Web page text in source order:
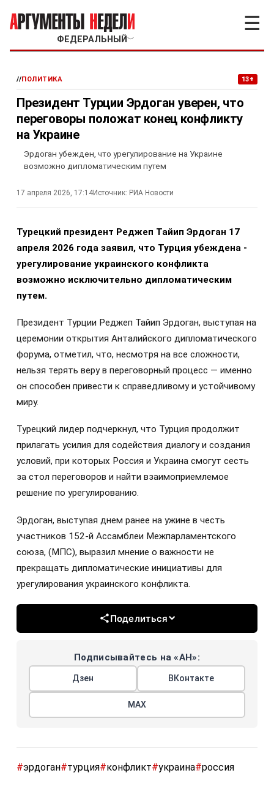
ФЕДЕРАЛЬНЫЙ ﹀
☰
//ПОЛИТИКА 13+
Президент Турции Эрдоган уверен, что
переговоры положат конец конфликту
на Украине
Эрдоган убежден, что урегулирование на Украине
возможно дипломатическим путем
17 апреля 2026, 17:14Источник: РИА Новости
Турецкий президент Реджеп Тайип Эрдоган 17
апреля 2026 года заявил, что Турция убеждена -
урегулирование украинского конфликта
возможно исключительно дипломатическим
путем.
Президент Турции Реджеп Тайип Эрдоган, выступая на
церемонии открытия Анталийского дипломатического
форума, отметил, что, несмотря на все сложности,
нельзя терять веру в переговорный процесс — именно
он способен привести к справедливому и устойчивому
миру.
Турецкий лидер подчеркнул, что Турция продолжит
прилагать усилия для содействия диалогу и создания
условий, при которых Россия и Украина смогут сесть
за стол переговоров и найти взаимоприемлемое
решение по урегулированию.
Эрдоган, выступая днем ранее на ужине в честь
участников 152-й Ассамблеи Межпарламентского
союза, (МПС), выразил мнение о важности не
прекращать дипломатические инициативы для
урегулирования украинского конфликта.
Поделиться
Подписывайтесь на «АН»:
Дзен ВКонтакте
МАХ
#эрдоган#турция#конфликт#украина#россия